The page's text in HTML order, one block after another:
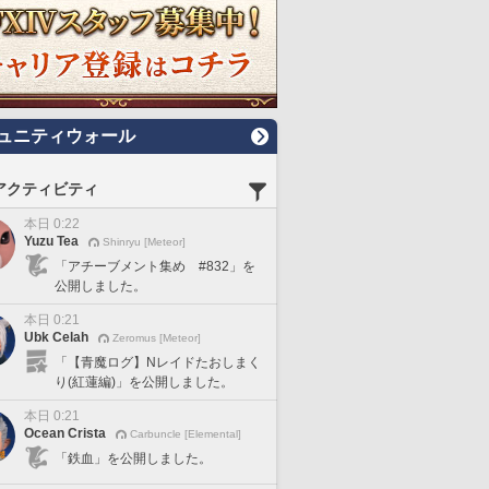
ニティウォール
クティビティ
本日 0:22
Yuzu Tea
Shinryu [Meteor]
「アチーブメント集め #832」を
公開しました。
本日 0:21
Ubk Celah
Zeromus [Meteor]
「【青魔ログ】Nレイドたおしまく
り(紅蓮編)」を公開しました。
本日 0:21
Ocean Crista
Carbuncle [Elemental]
「鉄血」を公開しました。